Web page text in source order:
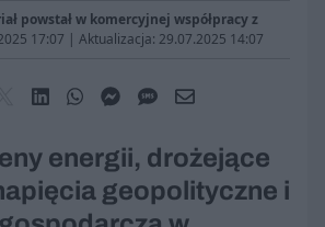
powstał w komercyjnej współpracy z
17:07 | Aktualizacja: 29.07.2025 14:07
energii, drożejące
geopolityczne i